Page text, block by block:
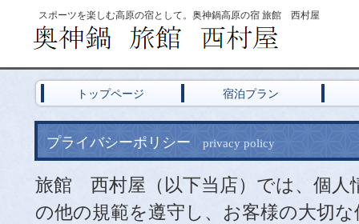
スポーツを楽しむ高原の宿として。奥神鍋高原の宿 旅館 西村屋
プライバシーポリシー privacy policy
旅館 西村屋（以下当店）では、個人
の他の規範を遵守し、お客様の大切
トップページ 宿泊プラン